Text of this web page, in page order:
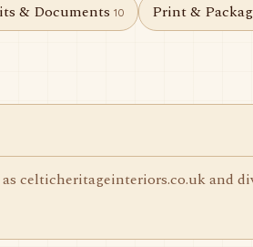
& Documents 10 Print &
celticheritageinteriors.co.uk and